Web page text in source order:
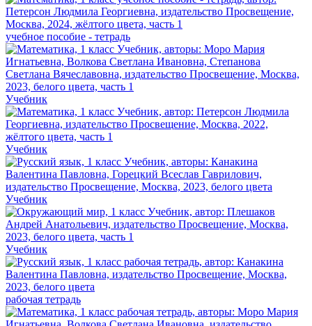
учебное пособие - тетрадь
Учебник
Учебник
Учебник
Учебник
рабочая тетрадь